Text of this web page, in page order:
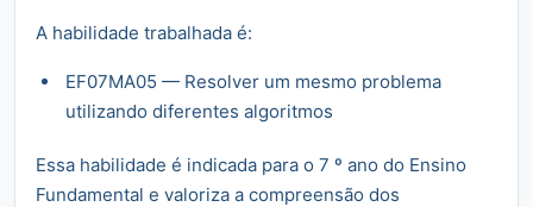
A habilidade trabalhada é:
EF07MA05 — Resolver um mesmo problema
utilizando diferentes algoritmos
Essa habilidade é indicada para o 7 º ano do Ensino
Fundamental e valoriza a compreensão dos